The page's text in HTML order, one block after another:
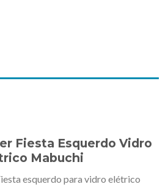
Fiesta Esquerdo Vidro
Mabuchi
esquerdo para vidro elétrico